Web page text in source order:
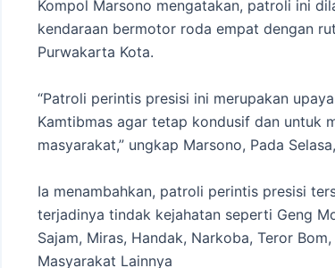
Kompol Marsono mengatakan, patroli ini
kendaraan bermotor roda empat dengan
Purwakarta Kota.
“Patroli perintis presisi ini merupakan
Kamtibmas agar tetap kondusif dan untuk
masyarakat,” ungkap Marsono, Pada
Ia menambahkan, patroli perintis presisi
terjadinya tindak kejahatan seperti Geng
Sajam, Miras, Handak, Narkoba, Teror
Masyarakat Lainnya